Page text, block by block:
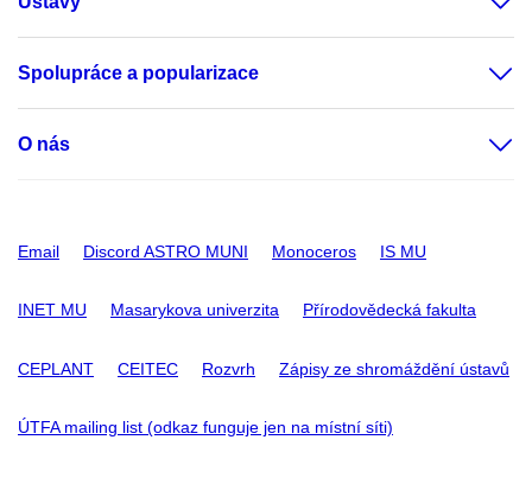
Spolupráce a popularizace
O nás
Email Discord ASTRO MUNI Monoceros IS MU
INET MU Masarykova univerzita Přírodovědecká fakulta
CEPLANT CEITEC Rozvrh Zápisy ze shromáždění ústavů
ÚTFA mailing list (odkaz funguje jen na místní síti)